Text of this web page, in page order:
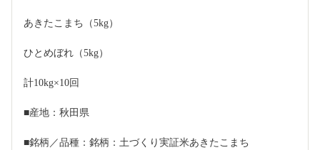
あきたこまち（5kg）
ひとめぼれ（5kg）
計10kg×10回
■産地：秋田県
■銘柄／品種：銘柄：土づくり実証米あきたこまち